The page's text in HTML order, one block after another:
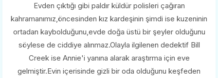
Evden çıktığı gibi paldır küldür polisleri çağıran
kahramanımız,öncesinden kız kardeşinin şimdi ise kuzeninin
ortadan kaybolduğunu,evde doğa üstü bir şeyler olduğunu
söylese de ciddiye alınmaz.Olayla ilgilenen dedektif Bill
Creek ise Annie'i yanına alarak araştırma için eve
gelmiştir.Evin içerisinde gizli bir oda olduğunu keşfeden